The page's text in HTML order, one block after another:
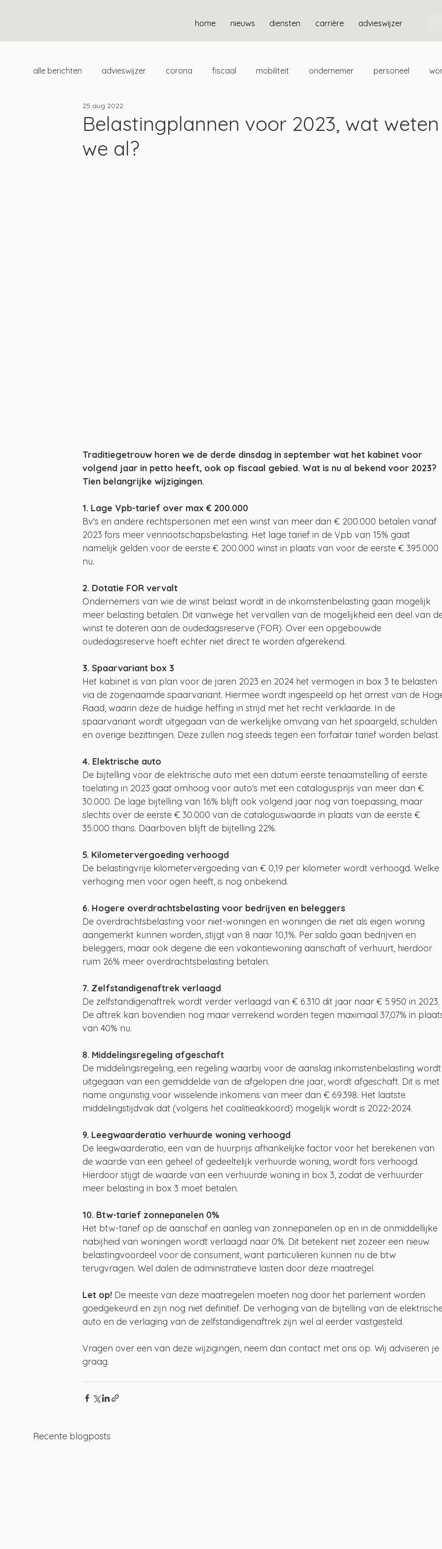
home nieuws diensten carrière advieswijzer
alle berichten advieswijzer corona fiscaal mobiliteit ondernemer personeel
duurzaam home
Belastingplannen voor 2023, wat weten
we al?
25 aug 2022
Traditiegetrouw horen we de derde dinsdag in september wat het kabinet voor
volgend jaar in petto heeft, ook op fiscaal gebied. Wat is nu al bekend voor 2023?
Tien belangrijke wijzigingen.
1. Lage Vpb-tarief over max € 200.000
Bv's en andere rechtspersonen met een winst van meer dan € 200.000 betalen vanaf
2023 fors meer vennootschapsbelasting. Het lage tarief in de Vpb van 15% gaat
namelijk gelden voor de eerste € 200.000 winst in plaats van voor de eerste € 395.000
nu.
2. Dotatie FOR vervalt
Ondernemers van wie de winst belast wordt in de inkomstenbelasting gaan mogelijk
meer belasting betalen. Dit vanwege het vervallen van de mogelijkheid een deel van
winst te doteren aan de oudedagsreserve (FOR). Over een opgebouwde
oudedagsreserve hoeft echter niet direct te worden afgerekend.
3. Spaarvariant box 3
Het kabinet is van plan voor de jaren 2023 en 2024 het vermogen in box 3 te belasten
via de zogenaamde spaarvariant. Hiermee wordt ingespeeld op het arrest van de
Raad, waarin deze de huidige heffing in strijd met het recht verklaarde. In de
spaarvariant wordt uitgegaan van de werkelijke omvang van het spaargeld, schulden
en overige bezittingen. Deze zullen nog steeds tegen een forfaitair tarief worden belast.
4. Elektrische auto
De bijtelling voor de elektrische auto met een datum eerste tenaamstelling of eerste
toelating in 2023 gaat omhoog voor auto's met een catalogusprijs van meer dan €
30.000. De lage bijtelling van 16% blijft ook volgend jaar nog van toepassing, maar
slechts over de eerste € 30.000 van de cataloguswaarde in plaats van de eerste €
35.000 thans. Daarboven blijft de bijtelling 22%.
5. Kilometervergoeding verhoogd
De belastingvrije kilometervergoeding van € 0,19 per kilometer wordt verhoogd. Welke
verhoging men voor ogen heeft, is nog onbekend.
6. Hogere overdrachtsbelasting voor bedrijven en beleggers
De overdrachtsbelasting voor niet-woningen en woningen die niet als eigen woning
aangemerkt kunnen worden, stijgt van 8 naar 10,1%. Per saldo gaan bedrijven en
beleggers, maar ook degene die een vakantiewoning aanschaft of verhuurt, hierdoor
ruim 26% meer overdrachtsbelasting betalen.
7. Zelfstandigenaftrek verlaagd
De zelfstandigenaftrek wordt verder verlaagd van € 6.310 dit jaar naar € 5.950 in 2023.
De aftrek kan bovendien nog maar verrekend worden tegen maximaal 37,07% in
van 40% nu.
8. Middelingsregeling afgeschaft
De middelingsregeling, een regeling waarbij voor de aanslag inkomstenbelasting
uitgegaan van een gemiddelde van de afgelopen drie jaar, wordt afgeschaft. Dit is met
name ongunstig voor wisselende inkomens van meer dan € 69.398. Het laatste
middelingstijdvak dat (volgens het coalitieakkoord) mogelijk wordt is 2022-2024.
9. Leegwaarderatio verhuurde woning verhoogd
De leegwaarderatio, een van de huurprijs afhankelijke factor voor het berekenen van
de waarde van een geheel of gedeeltelijk verhuurde woning, wordt fors verhoogd.
Hierdoor stijgt de waarde van een verhuurde woning in box 3, zodat de verhuurder
meer belasting in box 3 moet betalen.
10. Btw-tarief zonnepanelen 0%
Het btw-tarief op de aanschaf en aanleg van zonnepanelen op en in de onmiddellijke
nabijheid van woningen wordt verlaagd naar 0%. Dit betekent niet zozeer een nieuw
belastingvoordeel voor de consument, want particulieren kunnen nu de btw
terugvragen. Wel dalen de administratieve lasten door deze maatregel.
Let op! De meeste van deze maatregelen moeten nog door het parlement worden
goedgekeurd en zijn nog niet definitief. De verhoging van de bijtelling van de
auto en de verlaging van de zelfstandigenaftrek zijn wel al eerder vastgesteld.
Vragen over een van deze wijzigingen, neem dan contact met ons op. Wij adviseren je
graag.
Recente blogposts